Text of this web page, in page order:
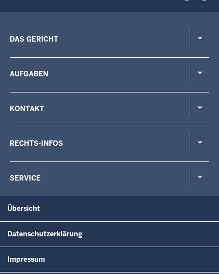
DAS GERICHT
AUFGABEN
KONTAKT
RECHTS-INFOS
SERVICE
Übersicht
Datenschutzerklärung
Impressum